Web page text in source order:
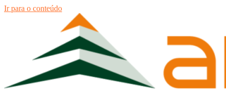
Ir para o conteúdo